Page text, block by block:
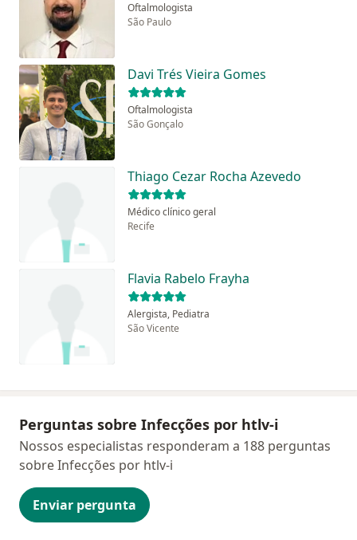
Oftalmologista
São Paulo
Davi Trés Vieira Gomes
Oftalmologista
São Gonçalo
Thiago Cezar Rocha Azevedo
Médico clínico geral
Recife
Flavia Rabelo Frayha
Alergista, Pediatra
São Vicente
Perguntas sobre Infecções por htlv-i
Enviar pergunta
Nossos especialistas responderam a 188 perguntas
sobre Infecções por htlv-i